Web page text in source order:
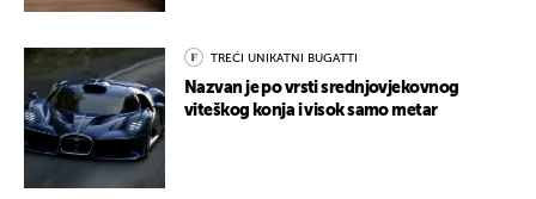
TREĆI UNIKATNI BUGATTI
Nazvan je po vrsti srednjovjekovnog
viteškog konja i visok samo metar